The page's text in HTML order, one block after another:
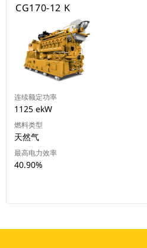
CG170-12 K
连续额定功率
1125 ekW
燃料类型
天然气
最高电力效率
40.90%